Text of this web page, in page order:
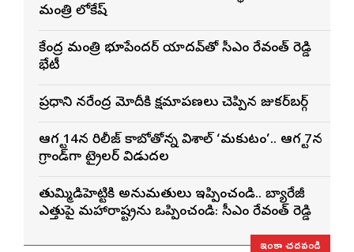
మంత్రి లోకేష్
కేంద్ర మంత్రి భూపేందర్ యాదవ్‌తో సీఎం రేవంత్ రెడ్డి
భేటీ
ప్రధాని నరేంద్ర మోదీకి క్షమాపణలు చెప్పిన జుకర్‌బర్గ్
ఆగస్ట్ 14న రిలీజ్ కాబోతోన్న విశాల్ ‘మకుటం’.. ఆగస్ట్ 7న
గ్రాండ్‌గా ట్రైలర్ విడుదల
తుమ్మిడిహెట్టికి అనుమ‌తులు ఇప్పించండి.. బ్యారేజీ
ఎత్తుపై మ‌హారాష్ట్రను ఒప్పించండి: సీఎం రేవంత్ రెడ్డి
ఇంకా చదవండి